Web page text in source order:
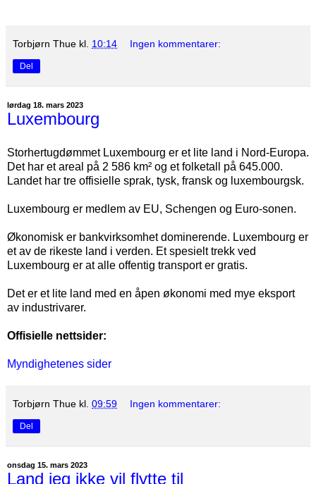
Torbjørn Thue kl. 10:14 Ingen kommentarer:
Del
lørdag 18. mars 2023
Luxembourg
Storhertugdømmet Luxembourg er et lite land i Nord-Europa.
Det har et areal på 2 586 km² og et folketall på 645.000.
Landet har tre offisielle sprak, tysk, fransk og luxembourgsk.
Luxembourg er medlem av EU, Schengen og Euro-sonen.
Økonomisk er bankvirksomhet dominerende. Luxembourg er
et av de rikeste land i verden. Et spesielt trekk ved
Luxembourg er at alle offentig transport er gratis.
Det er et lite land med en åpen økonomi med mye eksport
av industrivarer.
Offisielle nettsider:
Myndighetenes sider
Torbjørn Thue kl. 09:59 Ingen kommentarer:
Del
onsdag 15. mars 2023
Land jeg ikke vil flytte til